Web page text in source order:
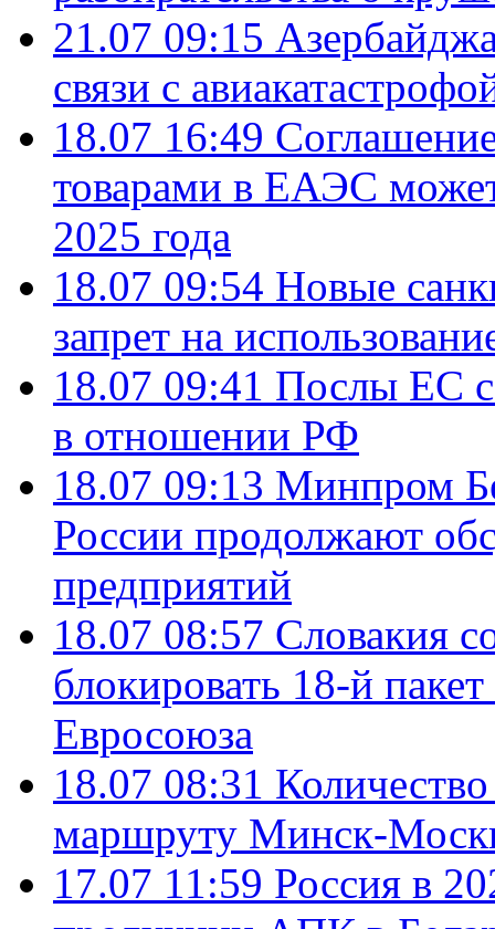
21.07 09:15
связи с
18.07 16:49
товарами в ЕАЭС
2025 года
18.07 09:54 Новые
запрет на
18.07 09:41 Послы ЕС
в отношении РФ
18.07 09:13 Минпром
России продолжают
предприятий
18.07 08:57 Словакия
блокировать 18-й
Евросоюза
18.07 08:31
маршруту Минск-
17.07 11:59 Россия в